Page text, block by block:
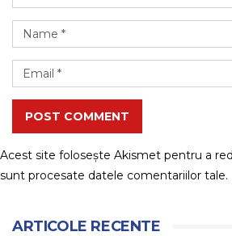
POST COMMENT
Acest site folosește Akismet pentru a
sunt procesate datele comentariilor tale.
ARTICOLE RECENTE